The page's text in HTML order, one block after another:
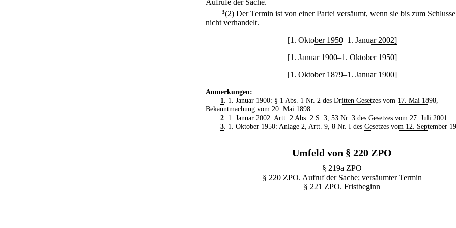
Aufrufe der Sache.
3(2) Der Termin ist von einer Partei versäumt, wenn sie bis zum
nicht verhandelt.
[1. Oktober 1950–1. Januar 2002]
[1. Januar 1900–1. Oktober 1950]
[1. Oktober 1879–1. Januar 1900]
Anmerkungen:
1. 1. Januar 1900: § 1 Abs. 1 Nr. 2 des Dritten Gesetzes vom 17. Mai 1898,
Bekanntmachung vom 20. Mai 1898.
2. 1. Januar 2002: Artt. 2 Abs. 2 S. 3, 53 Nr. 3 des Gesetzes vom 27. Juli 2001.
3. 1. Oktober 1950: Anlage 2, Artt. 9, 8 Nr. I des Gesetzes vom 12. September
Umfeld von § 220 ZPO
§ 219a ZPO
§ 220 ZPO. Aufruf der Sache; versäumter Termin
§ 221 ZPO. Fristbeginn